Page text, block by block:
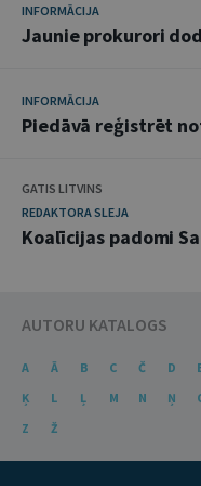
INFORMĀCIJA
Jaunie prokurori
INFORMĀCIJA
Piedāvā reģistrēt
GATIS LITVINS
REDAKTORA SLEJA
Koalīcijas padomi
AUTORU KATALOGS
A Ā B C Č D
Ķ
L Ļ M N Ņ
Z
Ž